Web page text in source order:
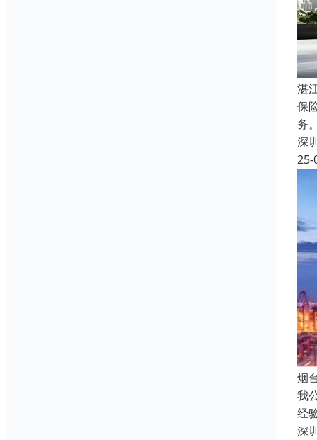
湛
保
务
深
25-
烟
我
经
深